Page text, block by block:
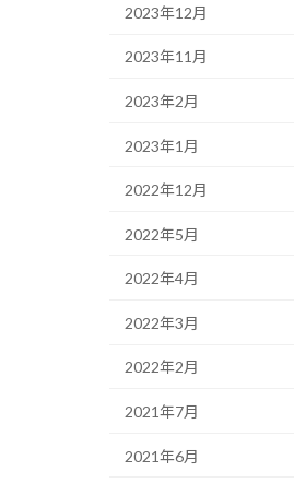
2023年12月
2023年11月
2023年2月
2023年1月
2022年12月
2022年5月
2022年4月
2022年3月
2022年2月
2021年7月
2021年6月